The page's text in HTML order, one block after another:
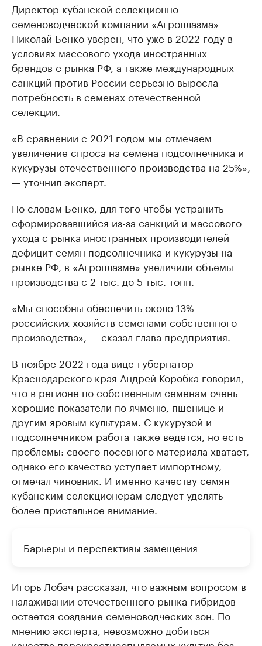
Директор кубанской селекционно-
семеноводческой компании «Агроплазма»
Николай Бенко уверен, что уже в 2022 году в
условиях массового ухода иностранных
брендов с рынка РФ, а также международных
санкций против России серьезно выросла
потребность в семенах отечественной
селекции.
«В сравнении с 2021 годом мы отмечаем
увеличение спроса на семена подсолнечника и
кукурузы отечественного производства на 25%»,
— уточнил эксперт.
По словам Бенко, для того чтобы устранить
сформировавшийся из-за санкций и массового
ухода с рынка иностранных производителей
дефицит семян подсолнечника и кукурузы на
рынке РФ, в «Агроплазме» увеличили объемы
производства с 2 тыс. до 5 тыс. тонн.
«Мы способны обеспечить около 13%
российских хозяйств семенами собственного
производства», — сказал глава предприятия.
В ноябре 2022 года вице-губернатор
Краснодарского края Андрей Коробка говорил,
что в регионе по собственным семенам очень
хорошие показатели по ячменю, пшенице и
другим яровым культурам. С кукурузой и
подсолнечником работа также ведется, но есть
проблемы: своего посевного материала хватает,
однако его качество уступает импортному,
отмечал чиновник. И именно качеству семян
кубанским селекционерам следует уделять
более пристальное внимание.
Барьеры и перспективы замещения
Игорь Лобач рассказал, что важным вопросом в
налаживании отечественного рынка гибридов
остается создание семеноводческих зон. По
мнению эксперта, невозможно добиться